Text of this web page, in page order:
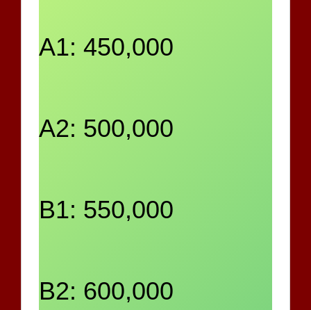
A1: 450,000
A2: 500,000
B1: 550,000
B2: 600,000